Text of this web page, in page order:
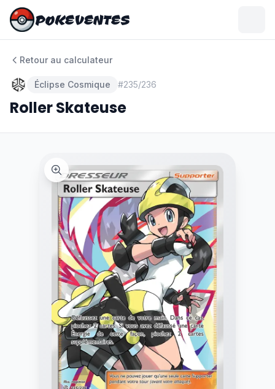
POKEVENTES
POKEVENTES
Retour au calculateur
Éclipse Cosmique #235/236
Roller Skateuse